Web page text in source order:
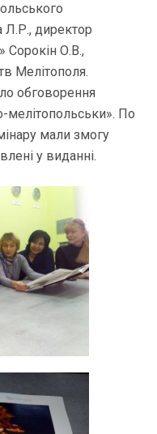
Л.Р., директор
Сорокін О.В.,
Мелітополя.
обговорення
мелітопольськи». По
мали змогу
у виданні.